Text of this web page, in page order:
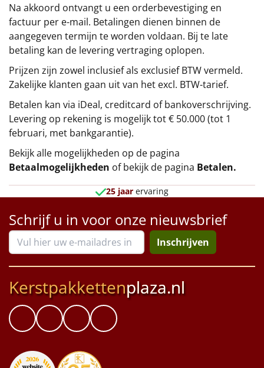
Na akkoord ontvangt u een orderbevestiging en
factuur per e-mail. Betalingen dienen binnen de
aangegeven termijn te worden voldaan. Bij te late
betaling kan de levering vertraging oplopen.
Prijzen zijn zowel inclusief als exclusief BTW vermeld.
Zakelijke klanten gaan uit van het excl. BTW-tarief.
Betalen kan via iDeal, creditcard of bankoverschrijving.
Levering op rekening is mogelijk tot € 50.000 (tot 1
februari, met bankgarantie).
Bekijk alle mogelijkheden op de pagina
Betaalmogelijkheden of bekijk de pagina Betalen.
25 jaar ervaring
Schrijf u in voor onze nieuwsbrief
Inschrijven
Kerstpakkettenplaza.nl